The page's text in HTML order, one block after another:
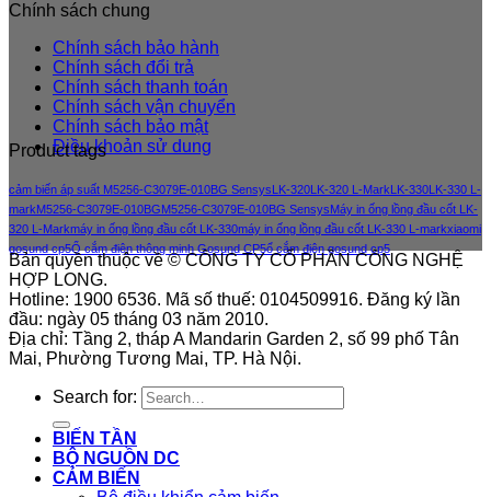
Chính sách chung
Chính sách bảo hành
Chính sách đổi trả
Chính sách thanh toán
Chính sách vận chuyển
Chính sách bảo mật
Điều khoản sử dung
Product tags
cảm biến áp suất M5256-C3079E-010BG Sensys LK-320 LK-320 L-Mark LK-330 LK-330 L-
markM5256-C3079E-010BGM5256-C3079E-010BG SensysMáy in ống lồng đầu cốt LK-
320 L-Markmáy in ống lồng đầu cốt LK-330máy in ống lồng đầu cốt LK-330 L-markxiaomi
gosund cp5Ổ cắm điện thông minh Gosund CP5ổ cắm điện gosund cp5
Bản quyền thuộc về © CÔNG TY CỔ PHẦN CÔNG NGHỆ
HỢP LONG.
Hotline: 1900 6536. Mã số thuế: 0104509916. Đăng ký lần
đầu: ngày 05 tháng 03 năm 2010.
Địa chỉ: Tầng 2, tháp A Mandarin Garden 2, số 99 phố Tân
Mai, Phường Tương Mai, TP. Hà Nội.
Search for:
BIẾN TẦN
BỘ NGUỒN DC
CẢM BIẾN